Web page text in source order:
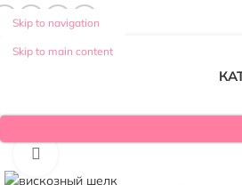
Skip to navigation
Skip to main content